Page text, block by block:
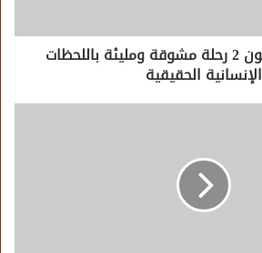
برنامج أرض المليون 2 رحلة مشوقة ومليئة باللحظات
الإنسانية الحقيقية